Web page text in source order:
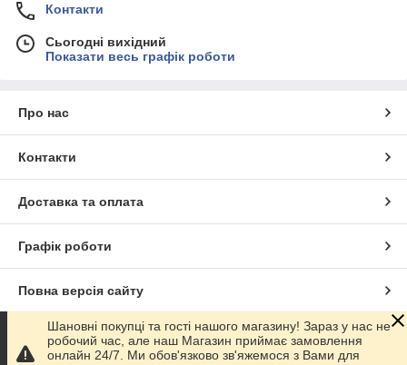
Контакти
Сьогодні вихідний
Показати весь графік роботи
Про нас
Контакти
Доставка та оплата
Графік роботи
Повна версія сайту
Сайт створено на маркетплейсіProm.ua
Шановні покупці та гості нашого магазину! Зараз у нас не
робочий час, але наш Магазин приймає замовлення
онлайн 24/7. Ми обов'язково зв'яжемося з Вами для